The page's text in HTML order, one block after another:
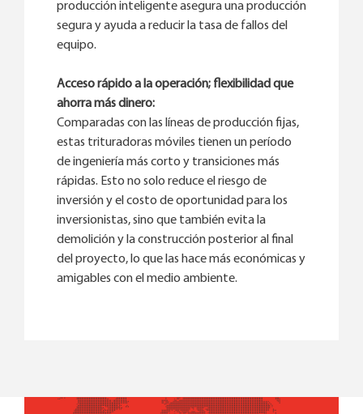
producción inteligente asegura una producción
segura y ayuda a reducir la tasa de fallos del
equipo.
Acceso rápido a la operación; flexibilidad que
ahorra más dinero:
Comparadas con las líneas de producción fijas,
estas trituradoras móviles tienen un período
de ingeniería más corto y transiciones más
rápidas. Esto no solo reduce el riesgo de
inversión y el costo de oportunidad para los
inversionistas, sino que también evita la
demolición y la construcción posterior al final
del proyecto, lo que las hace más económicas y
amigables con el medio ambiente.